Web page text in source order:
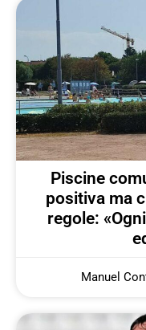
Piscine
positiva ma
regole:
Manuel